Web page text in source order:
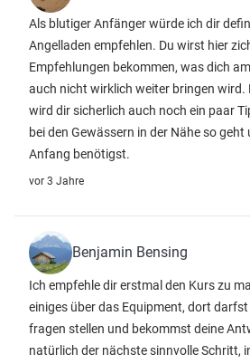
Als blutiger Anfänger würde ich dir
Angelladen empfehlen. Du wirst hier
Empfehlungen bekommen, was dich
auch nicht wirklich weiter bringen wird.
wird dir sicherlich auch noch ein paar
bei den Gewässern in der Nähe so
Anfang benötigst.
vor 3 Jahre
Benjamin Bensing
Ich empfehle dir erstmal den Kurs zu
einiges über das Equipment, dort
fragen stellen und bekommst deine
natürlich der nächste sinnvolle Schritt,